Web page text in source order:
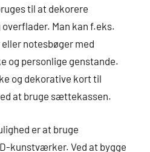
til at dekorere
Man kan f.eks.
notesbøger med
og personlige genstande.
og dekorative kort til
at bruge sættekassen.
er at bruge
kunstværker. Ved at bygge